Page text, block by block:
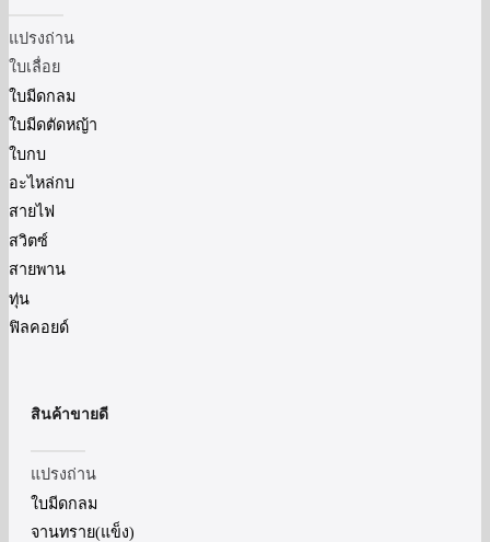
แปรงถ่าน
ใบเลื่อย
ใบมีดกลม
ใบมีดตัดหญ้า
ใบกบ
อะไหล่กบ
สายไฟ
สวิตซ์
สายพาน
ทุ่น
ฟิลคอยด์
สินค้าขายดี
แปรงถ่าน
ใบมีดกลม
จานทราย(แข็ง)